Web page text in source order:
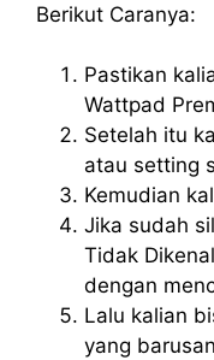
Berikut Caranya:
Pastikan
Wattpad
Setelah itu
atau setting
Kemudian
Jika sudah
Tidak
dengan
Lalu kalian
yang